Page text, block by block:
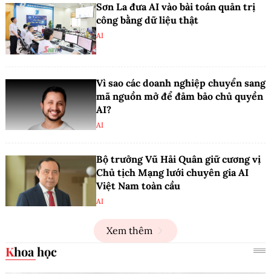
Sơn La đưa AI vào bài toán quản trị
công bằng dữ liệu thật
AI
Vì sao các doanh nghiệp chuyển sang
mã nguồn mở để đảm bảo chủ quyền
AI?
AI
Bộ trưởng Vũ Hải Quân giữ cương vị
Chủ tịch Mạng lưới chuyên gia AI
Việt Nam toàn cầu
AI
Xem thêm
Khoa học